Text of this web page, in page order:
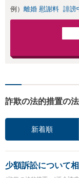
例） 離婚 慰謝料 誹謗
詐欺の法的措置の
新着順
少額訴訟について